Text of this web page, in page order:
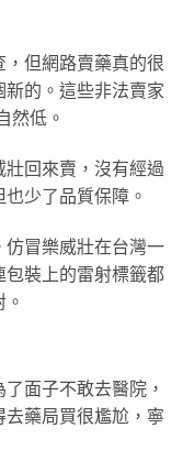
，但網路賣藥真的很
的。這些非法賣家
然低。
回來賣，沒有經過
少了品質保障。
冒樂威壯在台灣一
裝上的雷射標籤都
面子不敢去醫院，
藥局買很尷尬，寧